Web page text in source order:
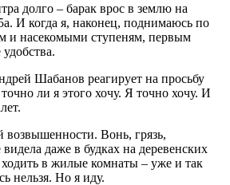
долго – барак врос в землю на
И когда я, наконец, поднимаюсь по
и насекомыми ступеням, первым
Шабанов реагирует на просьбу
ли я этого хочу. Я точно хочу. И
Вонь, грязь,
даже в будках на деревенских
в жилые комнаты – уже и так
нельзя. Но я иду.